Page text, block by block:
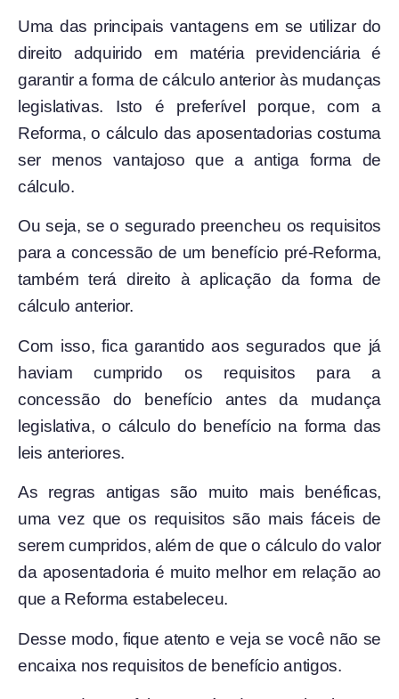
Uma das principais vantagens em se utilizar do
direito adquirido em matéria previdenciária é
garantir a forma de cálculo anterior às mudanças
legislativas. Isto é preferível porque, com a
Reforma, o cálculo das aposentadorias costuma
ser menos vantajoso que a antiga forma de
cálculo.
Ou seja, se o segurado preencheu os requisitos
para a concessão de um benefício pré-Reforma,
também terá direito à aplicação da forma de
cálculo anterior.
Com isso, fica garantido aos segurados que já
haviam cumprido os requisitos para a
concessão do benefício antes da mudança
legislativa, o cálculo do benefício na forma das
leis anteriores.
As regras antigas são muito mais benéficas,
uma vez que os requisitos são mais fáceis de
serem cumpridos, além de que o cálculo do valor
da aposentadoria é muito melhor em relação ao
que a Reforma estabeleceu.
Desse modo, fique atento e veja se você não se
encaixa nos requisitos de benefício antigos.